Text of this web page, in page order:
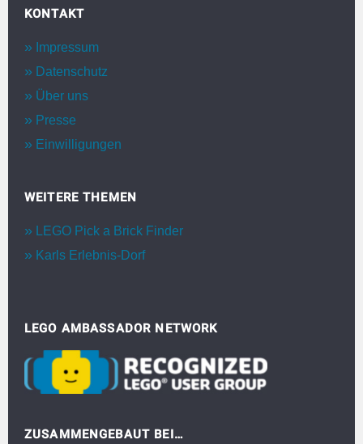
KONTAKT
Impressum
Datenschutz
Über uns
Presse
Einwilligungen
WEITERE THEMEN
LEGO Pick a Brick Finder
Karls Erlebnis-Dorf
LEGO AMBASSADOR NETWORK
ZUSAMMENGEBAUT BEI…